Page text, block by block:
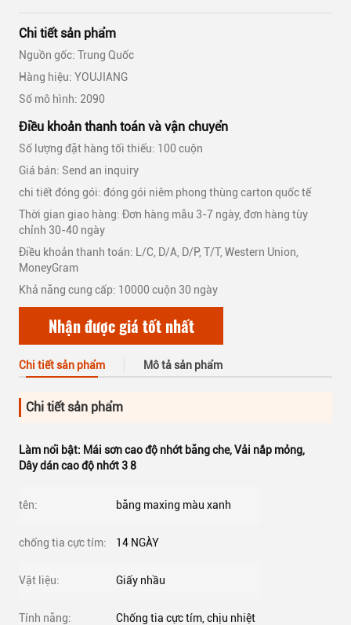
Chi tiết sản phẩm
Nguồn gốc: Trung Quốc
Hàng hiệu: YOUJIANG
Số mô hình: 2090
Điều khoản thanh toán và vận chuyển
Số lượng đặt hàng tối thiểu: 100 cuộn
Giá bán: Send an inquiry
chi tiết đóng gói: đóng gói niêm phong thùng carton quốc tế
Thời gian giao hàng: Đơn hàng mẫu 3-7 ngày, đơn hàng tùy
chỉnh 30-40 ngày
Điều khoản thanh toán: L/C, D/A, D/P, T/T, Western Union,
MoneyGram
Khả năng cung cấp: 10000 cuộn 30 ngày
Nhận được giá tốt nhất
Chi tiết sản phẩm Mô tả sản phẩm
Chi tiết sản phẩm
Làm nổi bật: Mái sơn cao độ nhớt băng che,Vải nắp mỏng,
Dây dán cao độ nhớt 3 8
tên: băng maxing màu xanh
chống tia cực tím: 14 NGÀY
Vật liệu: Giấy nhầu
Tính năng: Chống tia cực tím, chịu nhiệt